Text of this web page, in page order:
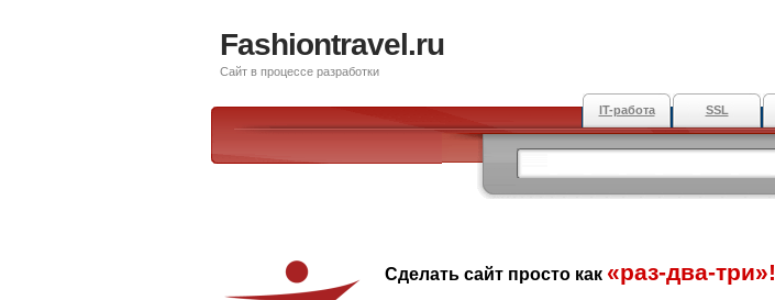
Fashiontravel.ru
Сайт в процессе разработки
IT-работа SSL
Сделать сайт просто как «раз-два-три»!